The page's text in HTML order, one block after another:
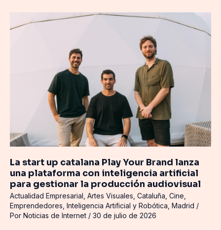
La start up catalana Play Your Brand lanza
una plataforma con inteligencia artificial
para gestionar la producción audiovisual
Actualidad Empresarial Artes Visuales Cataluña Cine
Emprendedores Inteligencia Artificial y Robótica Madrid /
Por Noticias de Internet / 30 de julio de 2026
start
con
inteligencia
para
gestionar
la
producción
audiovisual